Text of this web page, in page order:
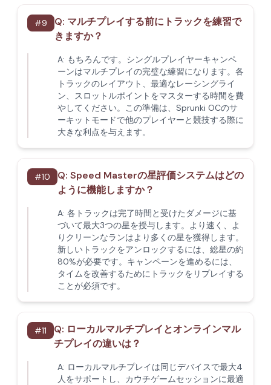
#9 Q: マルチプレイする前にトラックを練習で
きますか？
A: もちろんです。シングルプレイヤーキャンペ
ーンはマルチプレイの完璧な練習になります。各
トラックのレイアウト、最適なレーシングライ
ン、スロットルポイントをマスターする時間を費
やしてください。この準備は、Sprunki OCのサ
ーキットモードで他のプレイヤーと競技する際に
大きな利点を与えます。
#10 Q: Speed Masterの星評価システムはどの
ように機能しますか？
A: 各トラックは完了時間と受けたダメージに基
づいて最大3つの星を授与します。より速く、よ
りクリーンなランはより多くの星を獲得します。
新しいトラックをアンロックするには、総星の約
80%が必要です。キャンペーンを進めるには、
タイムを改善するためにトラックをリプレイする
ことが必須です。
#11 Q: ローカルマルチプレイとオンラインマル
チプレイの違いは？
A: ローカルマルチプレイは同じデバイスで最大4
人をサポートし、カウチゲームセッションに最適